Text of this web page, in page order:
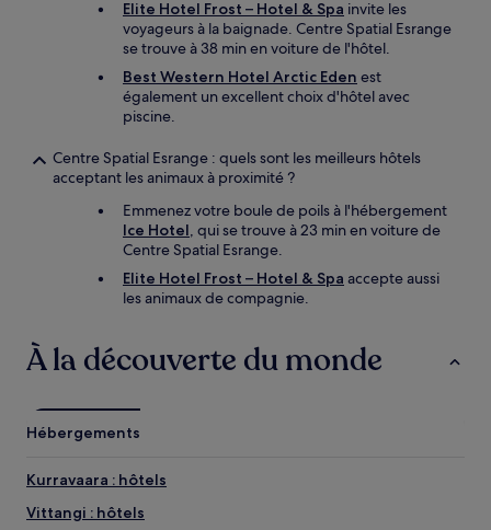
Elite Hotel Frost – Hotel & Spa invite les
voyageurs à la baignade. Centre Spatial Esrange
se trouve à 38 min en voiture de l'hôtel.
Best Western Hotel Arctic Eden est
également un excellent choix d'hôtel avec
piscine.
Centre Spatial Esrange : quels sont les meilleurs hôtels
acceptant les animaux à proximité ?
Emmenez votre boule de poils à l'hébergement
Ice Hotel, qui se trouve à 23 min en voiture de
Centre Spatial Esrange.
Elite Hotel Frost – Hotel & Spa accepte aussi
les animaux de compagnie.
À la découverte du monde
Hébergements
Kurravaara : hôtels
Vittangi : hôtels